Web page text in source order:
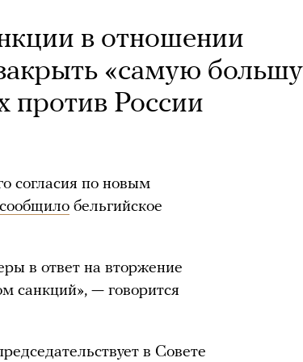
в отношении
«самую
против России
согласия по новым
сообщило бельгийское
в ответ на вторжение
санкций», — говорится
в Совете